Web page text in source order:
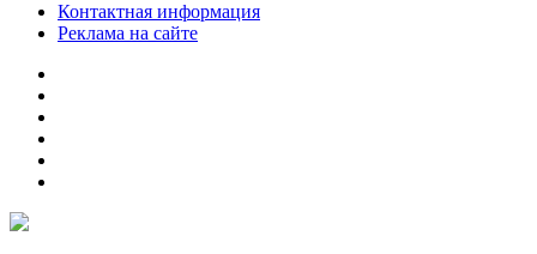
Контактная информация
Реклама на сайте